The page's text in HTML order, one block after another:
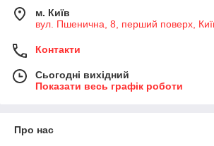
м. Київ
вул. Пшенична, 8, перший поверх,
Контакти
Сьогодні вихідний
Показати весь графік роботи
Про нас